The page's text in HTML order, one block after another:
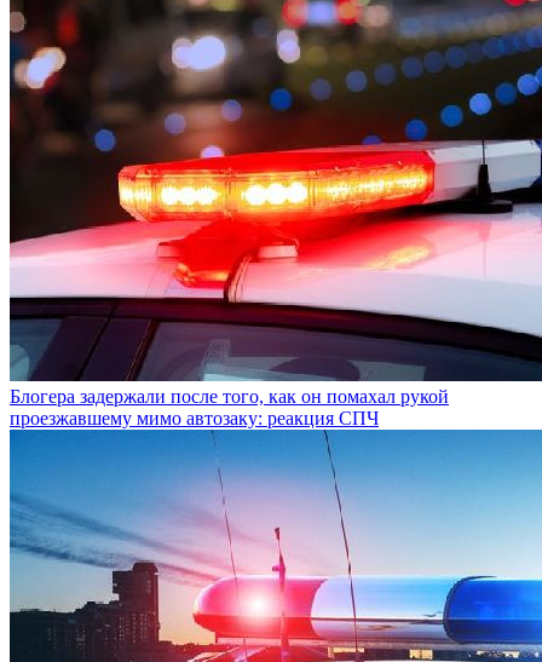
Блогера задержали после того, как он помахал рукой
проезжавшему мимо автозаку: реакция СПЧ